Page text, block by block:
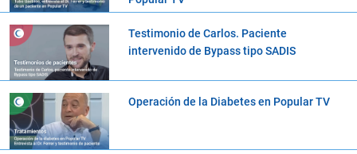
Testimonio de Carlos. Paciente
intervenido de Bypass tipo SADIS
Operación de la Diabetes en Popular TV